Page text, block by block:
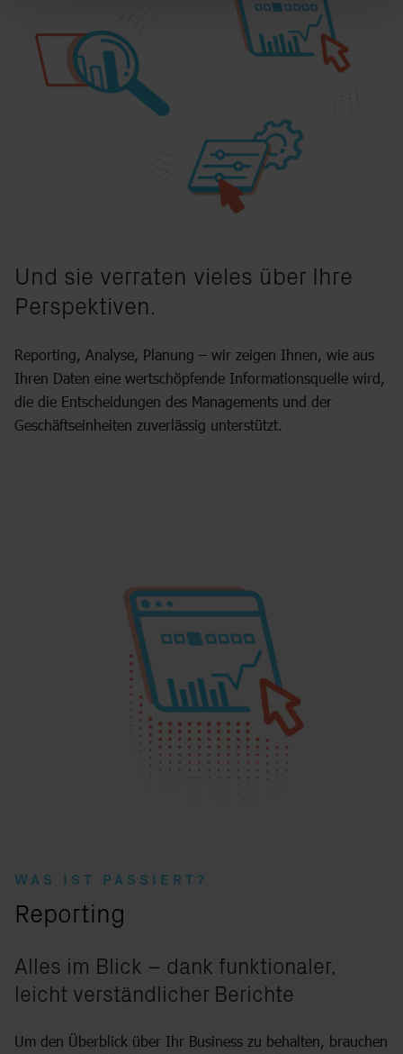
Und sie verraten vieles über Ihre
Perspektiven.
Reporting, Analyse, Planung – wir zeigen Ihnen, wie aus
Ihren Daten eine wertschöpfende Informationsquelle wird,
die die Entscheidungen des Managements und der
Geschäftseinheiten zuverlässig unterstützt.
WAS IST PASSIERT?
:Reporting
Alles im Blick – dank funktionaler,
leicht verständlicher Berichte
Um den Überblick über Ihr Business zu behalten, brauchen